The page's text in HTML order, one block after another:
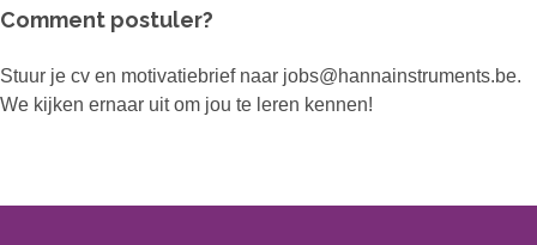
Comment postuler?
Stuur je cv en motivatiebrief naar jobs@hannainstruments.be.
We kijken ernaar uit om jou te leren kennen!